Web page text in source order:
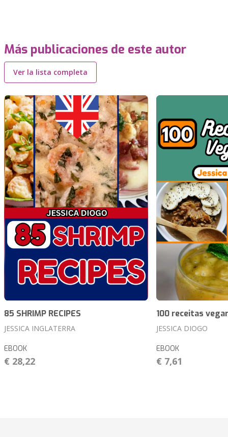
Más publicaciones de este autor
Ver la lista completa
85 SHRIMP RECIPES
JESSICA INGLATERRA
EBOOK
€ 28,22
100 receitas
JESSICA DIOGO
EBOOK
€ 7,61